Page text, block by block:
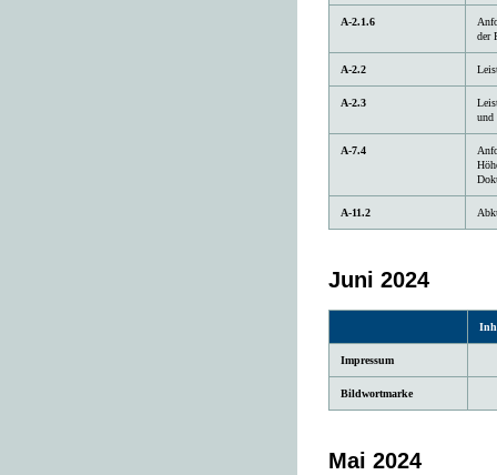
A-2.1.6
der
A-2.2
A-2.3
und
A-7.4
A-11.2
Juni 2024
Impressum
Bildwortmarke
Mai 2024